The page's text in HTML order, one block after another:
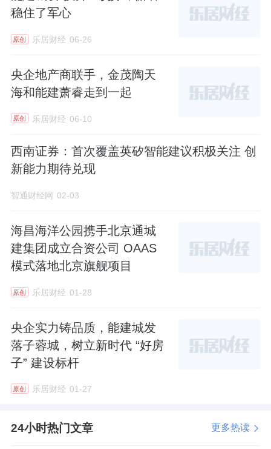
稳住了军心
原创 乐居财经 06-26
央企地产商联手，金茂陶天
海和能建萧睿走到一起
原创 乐居财经 06-10
西南证券：首次覆盖英矽智能建议积极关注 创
新能力期待兑现
智通财经网 02-03
海昌海洋公园携手北京通城
建集团成立合资公司 OAAS
模式落地北京旗舰项目
原创 乐居财经 01-28
央企实力铸品质，能建城发
落子蓉城，树立新时代 “好房
子” 建设标杆
原创 乐居财经 01-27
24小时热门文章 更多热读